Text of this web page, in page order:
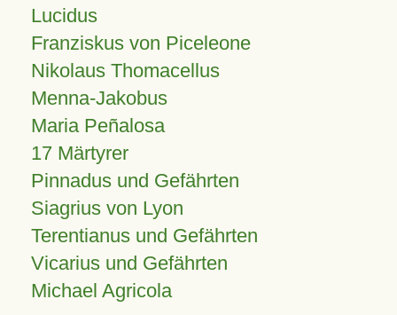
Lucidus
Franziskus von Piceleone
Nikolaus Thomacellus
Menna-Jakobus
Maria Peñalosa
17 Märtyrer
Pinnadus und Gefährten
Siagrius von Lyon
Terentianus und Gefährten
Vicarius und Gefährten
Michael Agricola